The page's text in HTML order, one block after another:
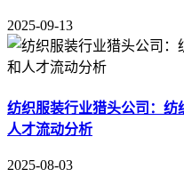
2025-09-13
纺织服装行业猎头公司：纺
人才流动分析
2025-08-03